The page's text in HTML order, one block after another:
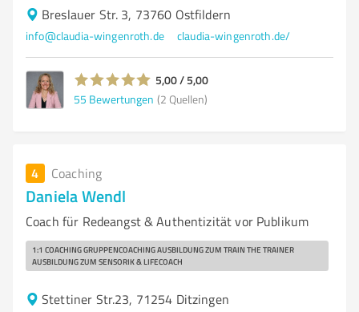
Breslauer Str. 3, 73760 Ostfildern
info@claudia-wingenroth.de claudia-wingenroth.de/
5,00 / 5,00
55 Bewertungen (2 Quellen)
4 Coaching
Daniela Wendl
Coach für Redeangst & Authentizität vor Publikum
1:1 COACHING GRUPPENCOACHING AUSBILDUNG ZUM TRAIN THE TRAINER
AUSBILDUNG ZUM SENSORIK & LIFECOACH
Stettiner Str.23, 71254 Ditzingen